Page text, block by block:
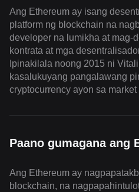
Ang Ethereum ay isang
platform ng blockchain na
developer na lumikha at mag-
kontrata at mga
Ipinakilala noong 2015 ni
kasalukuyang pangalawang
cryptocurrency ayon sa
Paano gumagana ang
Ang Ethereum ay
blockchain, na